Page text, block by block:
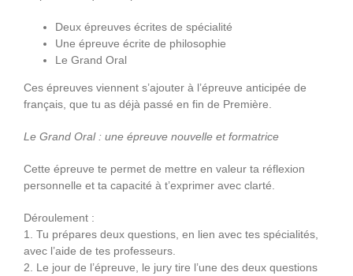
Deux épreuves écrites de spécialité
Une épreuve écrite de philosophie
Le Grand Oral
Ces épreuves viennent s’ajouter à l’épreuve anticipée de
français, que tu as déjà passé en fin de Première.
Le Grand Oral : une épreuve nouvelle et formatrice
Cette épreuve te permet de mettre en valeur ta réflexion
personnelle et ta capacité à t’exprimer avec clarté.
Déroulement :
1. Tu prépares deux questions, en lien avec tes spécialités,
avec l’aide de tes professeurs.
2. Le jour de l’épreuve, le jury tire l’une des deux questions